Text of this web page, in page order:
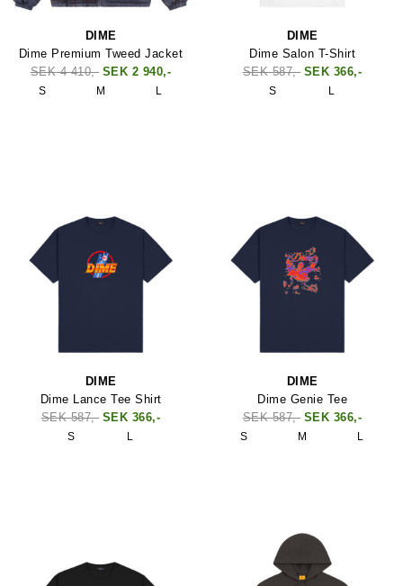
DIME
Dime Premium Tweed Jacket
SEK 4 410,- SEK 2 940,-
S M L
DIME
Dime Salon T-Shirt
SEK 587,- SEK 366,-
S L
DIME
Dime Lance Tee Shirt
SEK 587,- SEK 366,-
S L
DIME
Dime Genie Tee
SEK 587,- SEK 366,-
S M L